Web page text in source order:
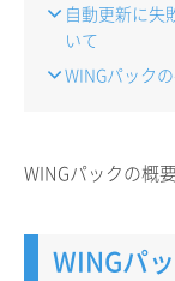
自動更新に失
いて
WINGパック
WINGパックの概
WINGパ